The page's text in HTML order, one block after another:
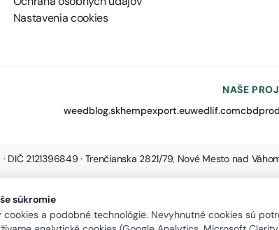
Nastavenia cookies
NAŠE
weedblog.skhempexport.euwedlif.com
DIČ 2121396849 · Trenčianska 2821/79, Nové Mesto nad
súkromie
cookies a podobné technológie. Nevyhnutné cookies sú